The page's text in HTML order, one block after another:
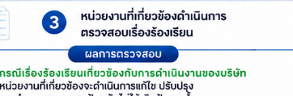
มูลฝอย เช่น งานเก็บขนขยะ งาน
ารเผาไหม้ ให้กับพนักงานจำนวน
ะกั่วหรือสารประกอบของตะกั่ว ใ
ชั้น1